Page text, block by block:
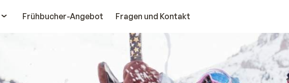
Frühbucher-Angebot Fragen und Kontakt